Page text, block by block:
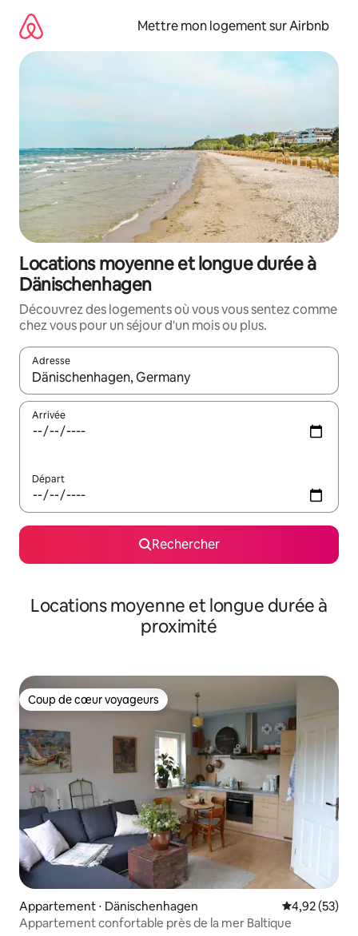
directement
contenu
Mettre mon logement sur Airbnb
Locations moyenne et longue durée à
Dänischenhagen
Découvrez des logements où vous vous sentez comme
chez vous pour un séjour d'un mois ou plus.
Adresse
Lorsque les résultats s'affichent, utilisez les flèches vers le
Arrivée
Départ
Rechercher
Locations moyenne et longue durée à
proximité
Coup de cœur voyageurs
Coup de cœur voyageurs
Appartement ⋅ Dänischenhagen Évaluation
4,92 (53)
Appartement confortable près de la mer Baltique